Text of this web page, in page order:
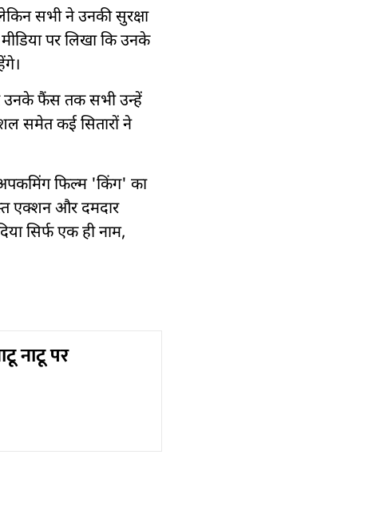
सभी ने उनकी सुरक्षा
पर लिखा कि उनके
उनके फैंस तक सभी उन्हें
समेत कई सितारों ने
फिल्म 'किंग' का
एक्शन और दमदार
सिर्फ एक ही नाम,
नाटू पर